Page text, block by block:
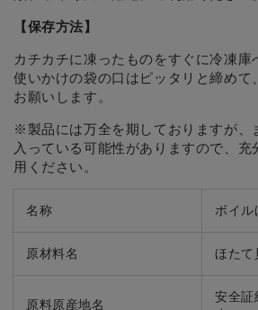
【保存方法】
カチカチに凍ったものをすぐに冷凍庫
使いかけの袋の口はピッタリと締めて
お願いします。
※製品には万全を期しておりますが、
入っている可能性がありますので、充
用ください。
名称 ボイル
原材料名 ほたて
原料原産地名
安全証